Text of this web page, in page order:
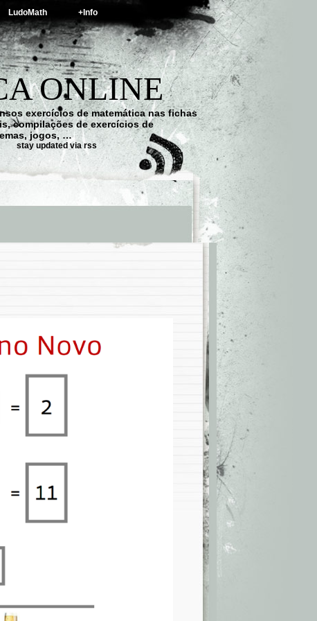
LudoMath +Info
ONLINE
exercícios de matemática nas fichas
compilações de exercícios de
jogos, …
stay updated via rss